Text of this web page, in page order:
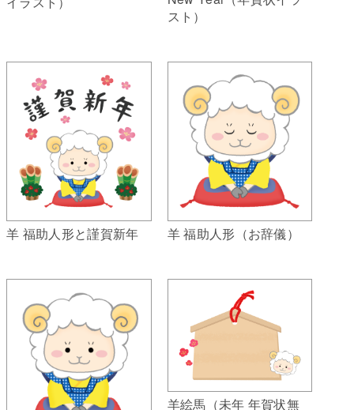
スト）
羊 福助人形と謹賀新年 羊 福助人形（お辞儀）
羊絵馬（未年 年賀状無